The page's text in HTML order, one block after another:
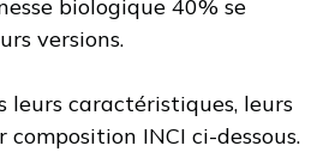
biologique 40% se
versions.
leurs caractéristiques, leurs
INCI ci-dessous.